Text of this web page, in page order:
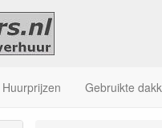
Huurprijzen Gebruikte